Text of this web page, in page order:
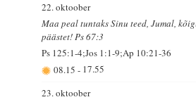
22. oktoober
Maa peal tuntaks Sinu teed, Jumal,
päästet! Ps 67:3
Ps 125:1-4;Jos 1:1-9;Ap 10:21-36
08.15- 17.55
23. oktoober